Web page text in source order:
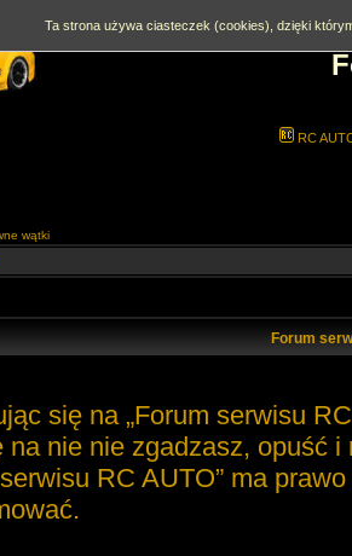
RC
wątki
Forum
się na „Forum serwisu
na nie nie zgadzasz, opuść i
RC AUTO” ma
Ta strona używa ciasteczek (cookies), dzięki